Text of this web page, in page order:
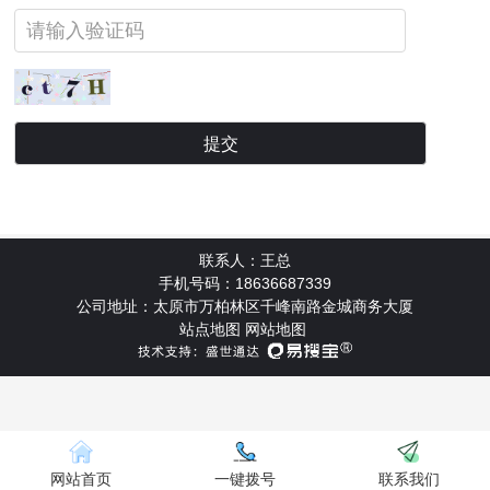
联系人：王总
手机号码：18636687339
公司地址：太原市万柏林区千峰南路金城商务大厦
站点地图 网站地图
网站首页 一键拨号 联系我们